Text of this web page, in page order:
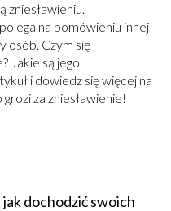
zniesławieniu.
na pomówieniu innej
osób. Czym się
Jakie są jego
i dowiedz się więcej na
za zniesławienie!
dochodzić swoich